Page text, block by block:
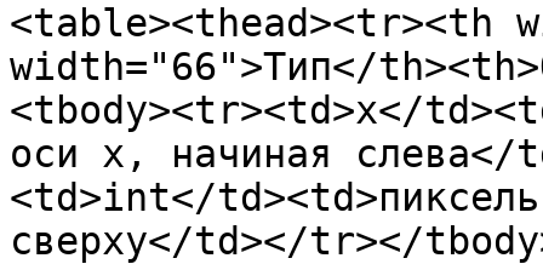
<table><thead><tr><th
width="66">Тип</
<tbody><tr><td>x</
оси x, начиная
<td>int</
сверху</td></tr></